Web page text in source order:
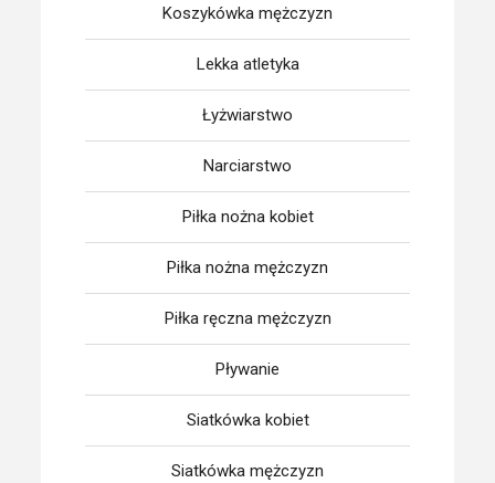
Koszykówka mężczyzn
Lekka atletyka
Łyżwiarstwo
Narciarstwo
Piłka nożna kobiet
Piłka nożna mężczyzn
Piłka ręczna mężczyzn
Pływanie
Siatkówka kobiet
Siatkówka mężczyzn